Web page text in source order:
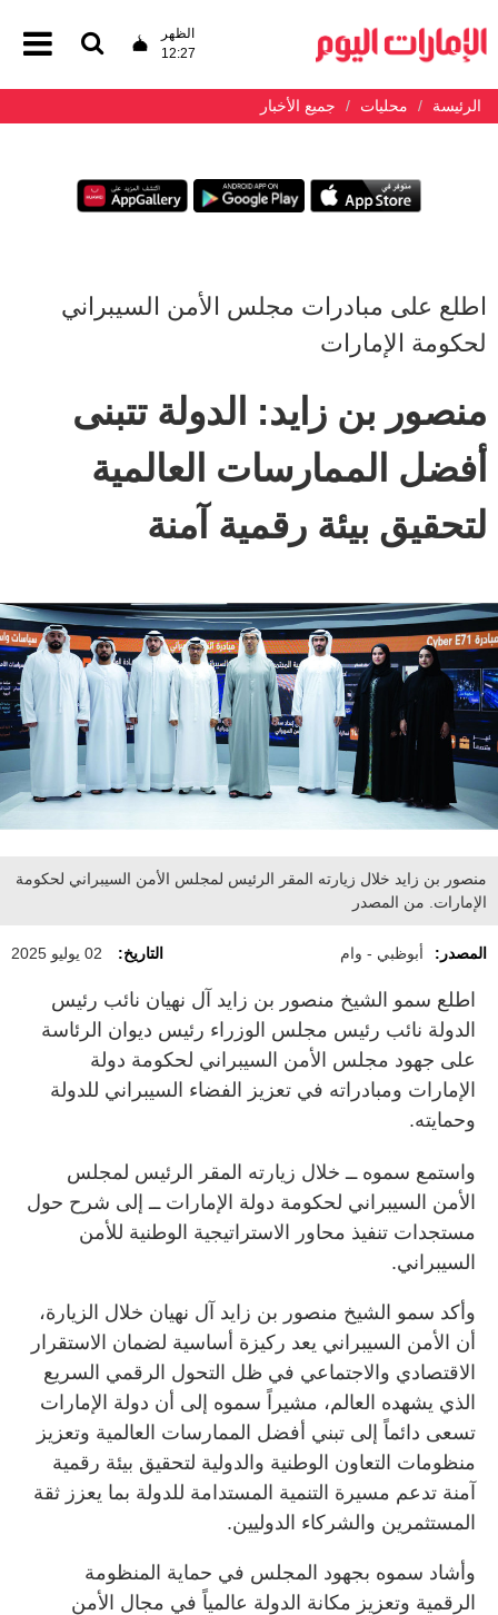
الظهر
12:27
الرئيسة محليات جميع الأخبار
اطلع على مبادرات مجلس الأمن السيبراني
لحكومة الإمارات
منصور بن زايد: الدولة تتبنى
أفضل الممارسات العالمية
لتحقيق بيئة رقمية آمنة
منصور بن زايد خلال زيارته المقر الرئيس لمجلس الأمن السيبراني لحكومة
الإمارات. من المصدر
المصدر: أبوظبي - وام التاريخ: 02 يوليو 2025
اطلع سمو الشيخ منصور بن زايد آل نهيان نائب رئيس
الدولة نائب رئيس مجلس الوزراء رئيس ديوان الرئاسة
على جهود مجلس الأمن السيبراني لحكومة دولة
الإمارات ومبادراته في تعزيز الفضاء السيبراني للدولة
وحمايته.
واستمع سموه ــ خلال زيارته المقر الرئيس لمجلس
الأمن السيبراني لحكومة دولة الإمارات ــ إلى شرح حول
مستجدات تنفيذ محاور الاستراتيجية الوطنية للأمن
السيبراني.
وأكد سمو الشيخ منصور بن زايد آل نهيان خلال الزيارة،
أن الأمن السيبراني يعد ركيزة أساسية لضمان الاستقرار
الاقتصادي والاجتماعي في ظل التحول الرقمي السريع
الذي يشهده العالم، مشيراً سموه إلى أن دولة الإمارات
تسعى دائماً إلى تبني أفضل الممارسات العالمية وتعزيز
منظومات التعاون الوطنية والدولية لتحقيق بيئة رقمية
آمنة تدعم مسيرة التنمية المستدامة للدولة بما يعزز ثقة
المستثمرين والشركاء الدوليين.
وأشاد سموه بجهود المجلس في حماية المنظومة
الرقمية وتعزيز مكانة الدولة عالمياً في مجال الأمن